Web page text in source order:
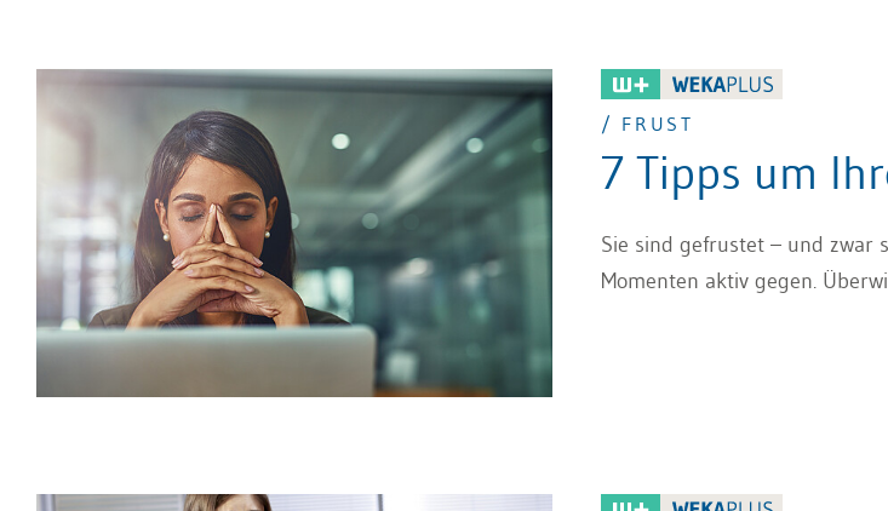
/ FRUST
7 Tipps um
Sie sind gefrustet – und zwar
Momenten aktiv gegen.